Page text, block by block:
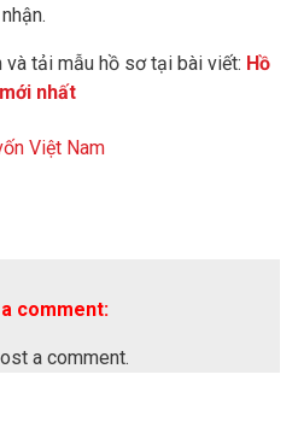
và tải mẫu hồ sơ tại bài viết: Hồ
nhất
Việt Nam
comment:
a comment.